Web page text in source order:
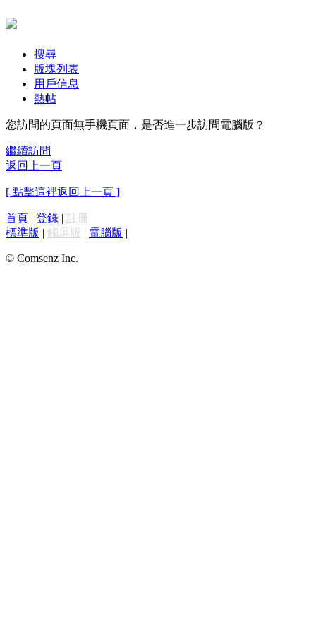
搜尋
版塊列表
用戶信息
熱帖
您訪問的頁面無手機頁面，是否進一步訪問電腦版？
繼續訪問
返回上一頁
[ 點擊這裡返回上一頁 ]
首頁 | 登錄 | 註冊
標準版 | 觸屏版 | 電腦版 |
© Comsenz Inc.